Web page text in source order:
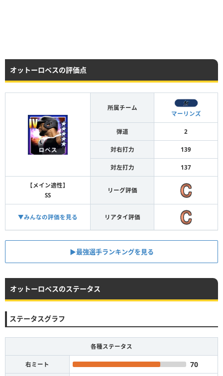
オットーロペスの評価点
所属チーム
マーリンズ
弾道 2
対右打力 139
対左打力 137
【メイン適性】
SS
リーグ評価
▼みんなの評価を見る リアタイ評価
▶︎最強選手ランキングを見る
オットーロペスのステータス
ステータスグラフ
各種ステータス
右ミート 70